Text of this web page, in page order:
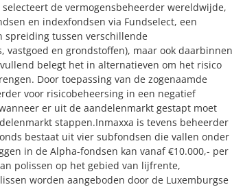
de vermogensbeheerder wereldwijde,
en indexfondsen via Fundselect, een
spreiding tussen verschillende
vastgoed en grondstoffen), maar ook daarbinnen
belegt het in alternatieven om het risico
Door toepassing van de zogenaamde
voor risicobeheersing in een negatief
er uit de aandelenmarkt gestapt moet
stappen.Inmaxxa is tevens beheerder
bestaat uit vier subfondsen die vallen onder
in de Alpha-fondsen kan vanaf €10.000,- per
polissen op het gebied van lijfrente,
worden aangeboden door de Luxemburgse